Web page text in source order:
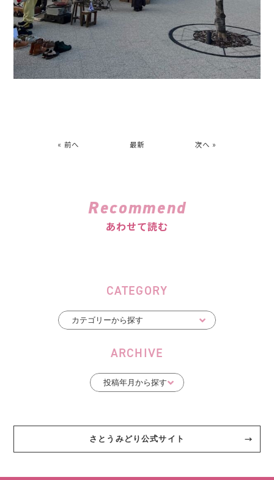
« 前へ 最新 次へ »
Recommend
あわせて読む
CATEGORY
ARCHIVE
さとうみどり公式サイト